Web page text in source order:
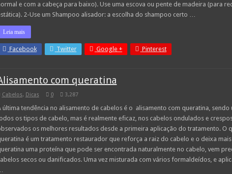
e com a cabeça para baixo). Use uma escova ou pente de madeira (para
2-Use um Shampoo alisador: a escolha do shampoo certo …
Leia mais
Facebook Twitter Google + Pinterest
com queratina
Cabelos, Dicas 0 3,287
última tendência no alisamento de cabelos é o alisamento com queratina,
os tipos de cabelo, mas é realmente eficaz, nos cabelos ondulados e
os melhores resultados desde a primeira aplicação do tratamento. O
é um tratamento restaurador que reforça a raiz do cabelo e o deixa
uma proteína que pode ser encontrada naturalmente no cabelo, vem
secos ou danificados. Uma vez misturada com vários formaldeídos, e